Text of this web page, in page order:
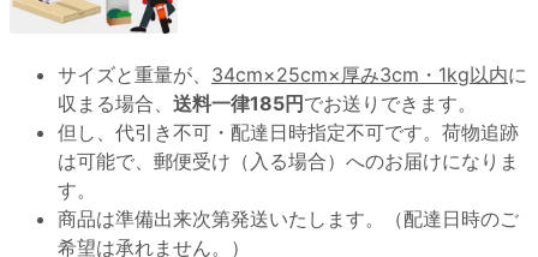
サイズと重量が、 34cm×25cm×厚み3cm・1kg以内に
収まる場合、 送料一律185円 でお送りできます。
但し、代引き不可・配達日時指定不可です。荷物追跡
は可能で、郵便受け（入る場合）へのお届けになりま
す。
商品は準備出来次第発送いたします。（配達日時のご
希望は承れません。）